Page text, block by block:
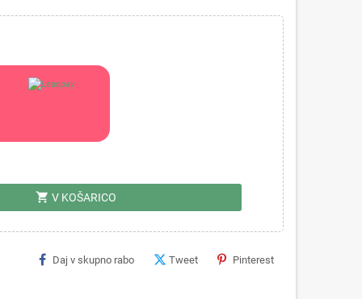
shopping_cart V KOŠARICO
Daj v skupno rabo Tweet Pinterest